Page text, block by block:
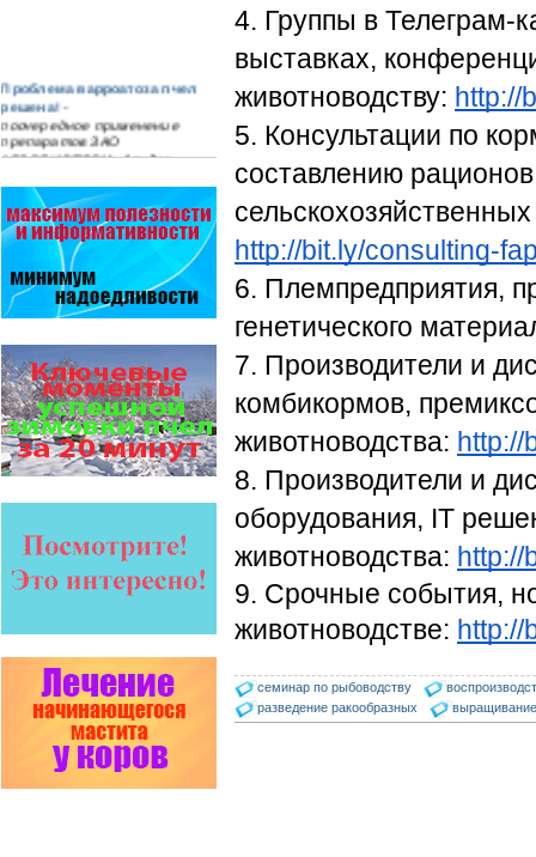
Проблема варроатоза пчел
решена! -
поочередное применение
препаратов ЗАО
АГРОБИОПРОМ:Апидез,
Прополис играет решающую
роль в жизни пчелиной
семьи.
Он обеспечивает безупречную
чистоту улья, или древесного
дупла, где…
Варроадез - это лучшее
современное средство
для лечения варроатоза и
действует на два вида
клеща…
Пчёлы умеют считать до
четырёх.
экспериментов, учёные
пчёлы превосходят…
Пчеловоды-долгожители
исследования по
долгожителям старше 100
лет…
Безукоризненно сильное
звено в системе
комплексного оздоровления
от болезней пчел и
4. Группы в Телеграм-
выставках,
животноводству: http://
5. Консультации по
составлению
http://bit.ly/consulting-
6. Племпредприятия,
генетического
7. Производители и
комбикормов,
животноводства: http://
8. Производители и
оборудования, IT
животноводства: http://
9. Срочные события,
животноводстве: http://
семинар по рыбоводству
разведение ракообразных